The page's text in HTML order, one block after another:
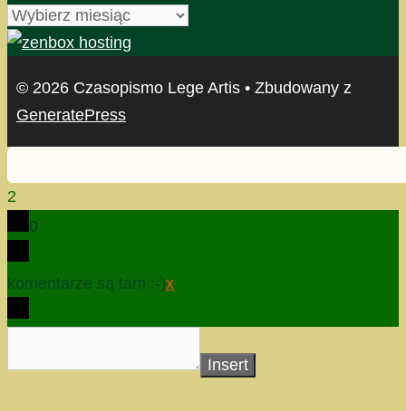
archiwum
© 2026 Czasopismo Lege Artis • Zbudowany z
GeneratePress
2
0
komentarze są tam :-)x
Insert